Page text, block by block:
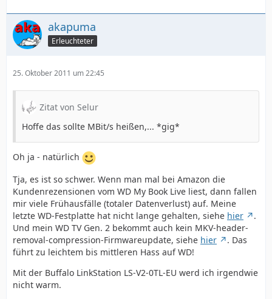
akapuma
Erleuchteter
25. Oktober 2011 um 22:45
Zitat von Selur
Hoffe das sollte MBit/s heißen,... *gig*
Oh ja - natürlich
Tja, es ist so schwer. Wenn man mal bei Amazon die
Kundenrezensionen vom WD My Book Live liest, dann fallen
mir viele Frühausfälle (totaler Datenverlust) auf. Meine
letzte WD-Festplatte hat nicht lange gehalten, siehe hier
.
Und mein WD TV Gen. 2 bekommt auch kein MKV-header-
removal-compression-Firmwareupdate, siehe hier
. Das
führt zu leichtem bis mittleren Hass auf WD!
Mit der Buffalo LinkStation LS-V2-0TL-EU werd ich irgendwie
nicht warm.